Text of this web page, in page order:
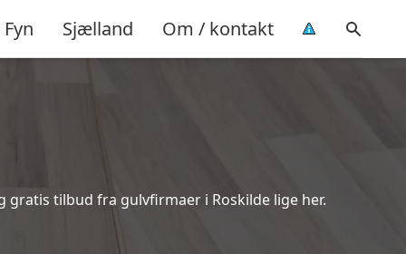
Fyn Sjælland Om / kontakt
tilbud fra gulvfirmaer i Roskilde lige her.